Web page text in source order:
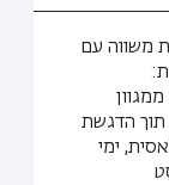
משווה עם
תוך הדגשת
ימי